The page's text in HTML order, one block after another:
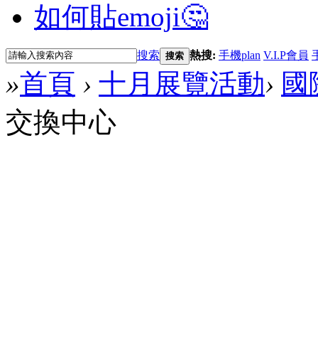
如何貼emoji🤔
搜索 搜索 熱搜: 手機plan V.I.P會員
»首頁 › 十月展覽活動› 國
交換中心